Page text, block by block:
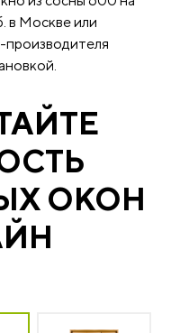
в Москве или
производителя
ОКОН